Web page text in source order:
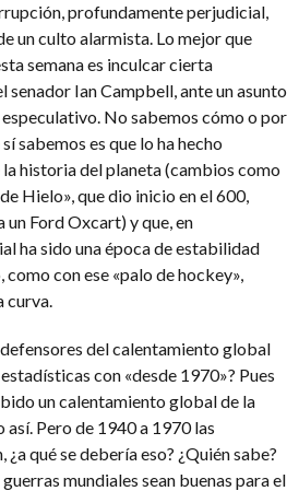
profundamente perjudicial,
un culto alarmista. Lo mejor que
semana es inculcar cierta
senador Ian Campbell, ante un asunto
No sabemos cómo o por
sabemos es que lo ha hecho
historia del planeta (cambios como
Hielo», que dio inicio en el 600,
Ford Oxcart) y que, en
ha sido una época de estabilidad
con ese «palo de hockey»,
curva.
del calentamiento global
con «desde 1970»? Pues
un calentamiento global de la
Pero de 1940 a 1970 las
qué se debería eso? ¿Quién sabe?
mundiales sean buenas para el